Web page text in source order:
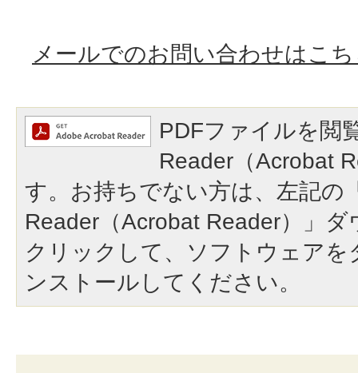
メールでのお問い合わせはこ
PDFファイルを閲
Reader（Acrobat
す。お持ちでない方は、左記の
Reader（Acrobat Reader）」
クリックして、ソフトウェア
ンストールしてください。